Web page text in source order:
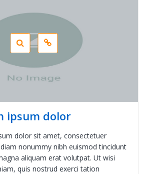
ipsum dolor
dolor sit amet, consectetuer
nonummy nibh euismod tincidunt
aliquam erat volutpat. Ut wisi
quis nostrud exerci tation